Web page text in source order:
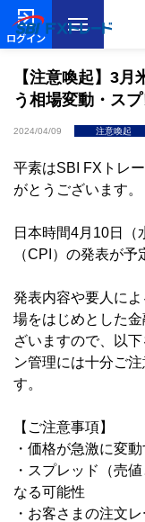
ログイン
【注意喚起】3
う相場変動・ス
2024/04/09 注意喚起
平素はSBI FXトレ
がとうございます。
日本時間4月10日（
（CPI）の発表が予
発表内容や要人に
場をはじめとした
ざいますので、以
ン管理には十分ご
す。
【ご注意事項】
・価格が急激に変
・スプレッド（売
なる可能性
・お客さまの注文